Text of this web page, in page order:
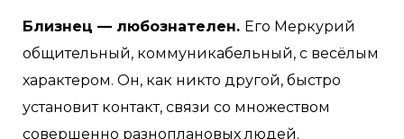
Близнец — любознателен. Его Меркурий
общительный, коммуникабельный, с весёлым
характером. Он, как никто другой, быстро
установит контакт, связи со множеством
совершенно разноплановых людей.